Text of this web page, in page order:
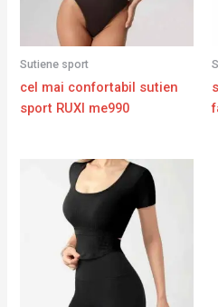
Sutiene sport
cel mai confortabil sutien
sport RUXI me990